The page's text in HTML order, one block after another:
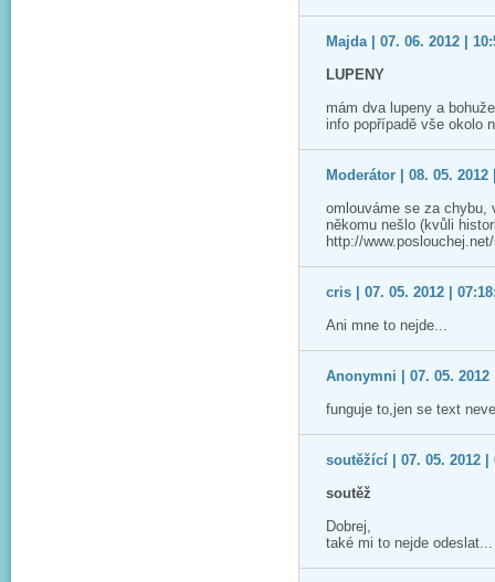
Majda | 07. 06. 2012 |
LUPENY
mám dva lupeny a
info popřípadě vše okolo
Moderátor | 08. 05. 2012
omlouváme se za chybu,
někomu nešlo (kvůli
http://
cris | 07. 05. 2012 |
Ani mne to nejde...
Anonymni | 07. 05. 2012
funguje to,jen se text
soutěžící | 07. 05. 2012 |
soutěž
Dobrej,
také mi to nejde